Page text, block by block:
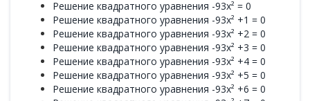
Решение квадратного уравнения -93x² = 0
Решение квадратного уравнения -93x² +1 = 0
Решение квадратного уравнения -93x² +2 = 0
Решение квадратного уравнения -93x² +3 = 0
Решение квадратного уравнения -93x² +4 = 0
Решение квадратного уравнения -93x² +5 = 0
Решение квадратного уравнения -93x² +6 = 0